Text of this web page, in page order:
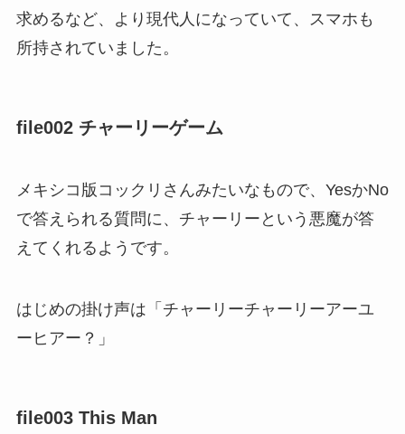
求めるなど、より現代人になっていて、スマホも
所持されていました。
file002 チャーリーゲーム
メキシコ版コックリさんみたいなもので、YesかNo
で答えられる質問に、チャーリーという悪魔が答
えてくれるようです。
はじめの掛け声は「チャーリーチャーリーアーユ
ーヒアー？」
file003 This Man